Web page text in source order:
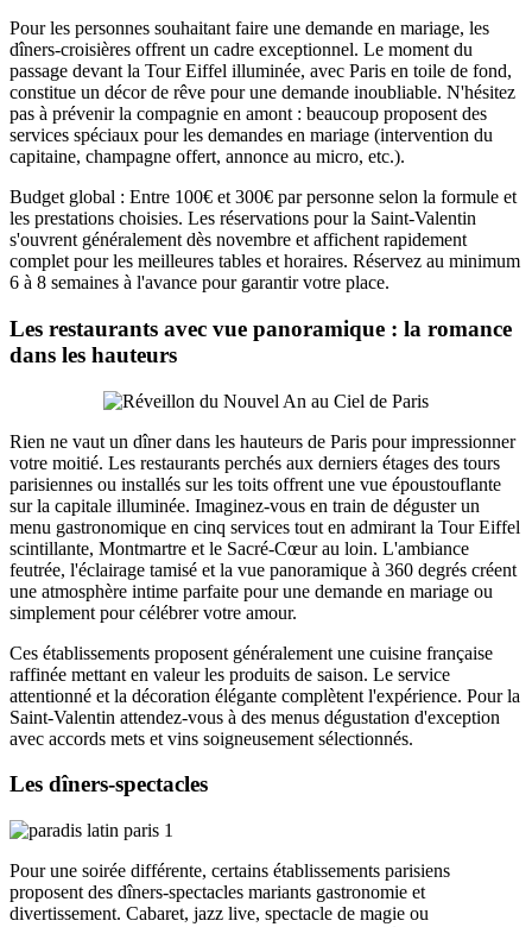
Pour les personnes souhaitant faire une demande en mariage, les
dîners-croisières offrent un cadre exceptionnel. Le moment du
passage devant la Tour Eiffel illuminée, avec Paris en toile de fond,
constitue un décor de rêve pour une demande inoubliable. N'hésitez
pas à prévenir la compagnie en amont : beaucoup proposent des
services spéciaux pour les demandes en mariage (intervention du
capitaine, champagne offert, annonce au micro, etc.).
Budget global : Entre 100€ et 300€ par personne selon la formule et
les prestations choisies. Les réservations pour la Saint-Valentin
s'ouvrent généralement dès novembre et affichent rapidement
complet pour les meilleures tables et horaires. Réservez au minimum
6 à 8 semaines à l'avance pour garantir votre place.
Les restaurants avec vue panoramique : la romance
dans les hauteurs
Rien ne vaut un dîner dans les hauteurs de Paris pour impressionner
votre moitié. Les restaurants perchés aux derniers étages des tours
parisiennes ou installés sur les toits offrent une vue époustouflante
sur la capitale illuminée. Imaginez-vous en train de déguster un
menu gastronomique en cinq services tout en admirant la Tour Eiffel
scintillante, Montmartre et le Sacré-Cœur au loin. L'ambiance
feutrée, l'éclairage tamisé et la vue panoramique à 360 degrés créent
une atmosphère intime parfaite pour une demande en mariage ou
simplement pour célébrer votre amour.
Ces établissements proposent généralement une cuisine française
raffinée mettant en valeur les produits de saison. Le service
attentionné et la décoration élégante complètent l'expérience. Pour la
Saint-Valentin attendez-vous à des menus dégustation d'exception
avec accords mets et vins soigneusement sélectionnés.
Les dîners-spectacles
Pour une soirée différente, certains établissements parisiens
proposent des dîners-spectacles mariants gastronomie et
divertissement. Cabaret, jazz live, spectacle de magie ou